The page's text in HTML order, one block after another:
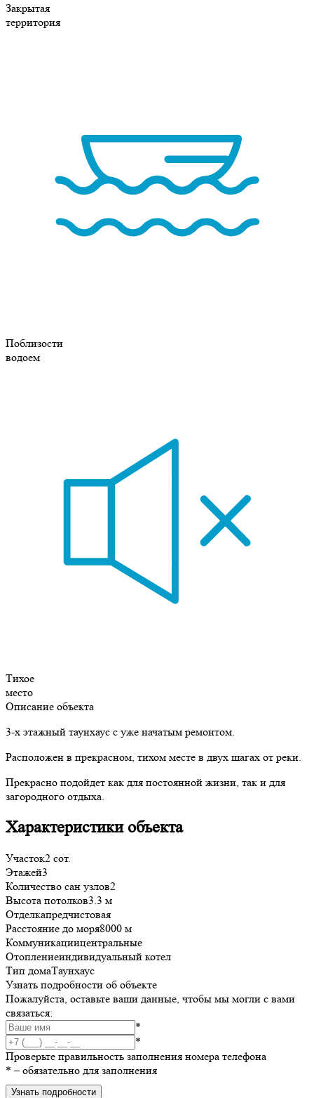
Закрытая
территория
Поблизости
водоем
Тихое
место
Описание объекта
3-х этажный таунхаус с уже начатым ремонтом.
Расположен в прекрасном, тихом месте в двух шагах от реки.
Прекрасно подойдет как для постоянной жизни, так и для
загородного отдыха.
Характеристики объекта
Участок2 сот.
Этажей3
Количество сан узлов2
Высота потолков3.3 м
Отделкапредчистовая
Расстояние до моря8000 м
Коммуникациицентральные
Отоплениеиндивидуальный котел
Тип домаТаунхаус
Узнать подробности об объекте
Пожалуйста, оставьте ваши данные, чтобы мы могли с вами
связаться:
*
*
Проверьте правильность заполнения номера телефона
* – обязательно для заполнения
Узнать подробности